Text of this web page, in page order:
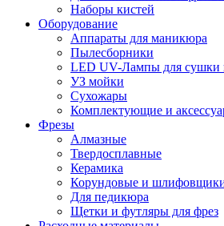
Наборы кистей
Оборудование
Аппараты для маникюра
Пылесборники
LED UV-Лампы для сушки
УЗ мойки
Сухожары
Комплектующие и
Фрезы
Алмазные
Твердосплавные
Керамика
Корундовые и
Для педикюра
Щетки и футляры для фрез